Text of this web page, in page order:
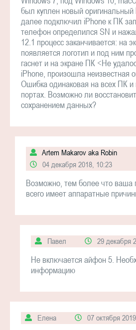
был куплен новый оригинальный
далее подключил iPhone к ПК
телефон определился SN и
12.1 процесс заканчивается: на
появляется логотип и под ним
гаснет и на экране ПК <Не
iPhone, произошла неизвестная
Ошибка одинаковая на всех ПК и
портах. Возможно ли
сохранением данных?
Artem Makarov aka Robin
04 декабря 2018, 10:23
Возможно, тем более что ваша
всего имеет аппаратные
Павел 29 декабря
Не включается айфон 5.
информацию
Елена 07 октября